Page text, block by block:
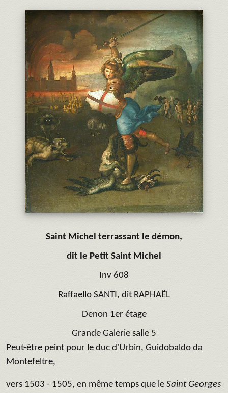
Saint Michel terrassant le démon,
dit le Petit Saint Michel
Inv 608
Raffaello SANTI, dit RAPHAËL
Denon 1er étage
Grande Galerie salle 5
Peut-être peint pour le duc d'Urbin, Guidobaldo da
Montefeltre,
vers 1503 - 1505, en même temps que le Saint Georges